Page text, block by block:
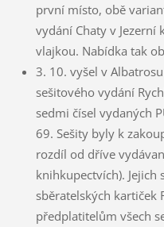
první místo, obě
vydání Chaty v Jezerní
vlajkou. Nabídka tak
3. 10. vyšel v
sešitového vydání
sedmi čísel vydaných
69. Sešity byly k
rozdíl od dříve
knihkupectvích). Jejich
sběratelských kartiček
předplatitelům všech